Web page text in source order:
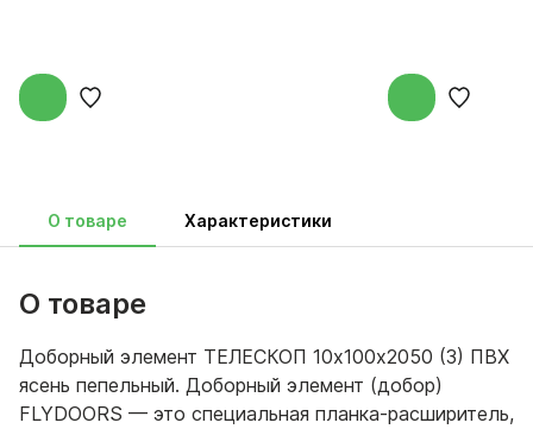
О товаре Характеристики
О товаре
Доборный элемент ТЕЛЕСКОП 10х100х2050 (3) ПВХ
ясень пепельный. Доборный элемент (добор)
FLYDOORS — это специальная планка-расширитель,